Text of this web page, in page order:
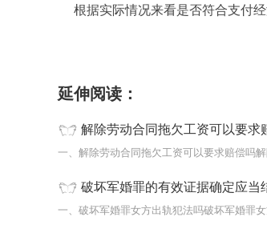
根据实际情况来看是否符合支付经
延伸阅读：
解除劳动合同拖欠工资可以要求赔偿吗？什么情况属
破坏军婚罪的有效证据确定应当